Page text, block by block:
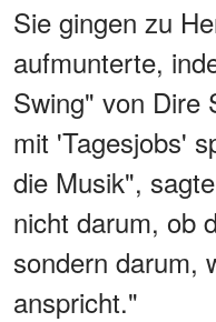
Sie gingen zu
aufmunterte,
Swing" von Dire
mit 'Tagesjobs'
die Musik",
nicht darum, ob
sondern darum,
anspricht."